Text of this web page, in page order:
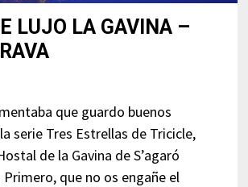
LUJO LA GAVINA –
que guardo buenos
serie Tres Estrellas de Tricicle,
de la Gavina de S’agaró
Primero, que no os engañe el